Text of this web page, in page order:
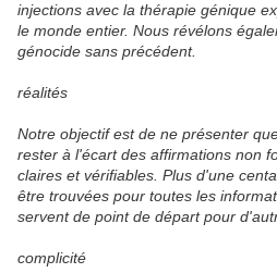
injections avec la thérapie génique
le monde entier. Nous révélons
génocide sans précédent.
réalités
Notre objectif est de ne présenter
rester à l'écart des affirmations non
claires et vérifiables. Plus d'une
être trouvées pour toutes les
servent de point de départ pour
complicité